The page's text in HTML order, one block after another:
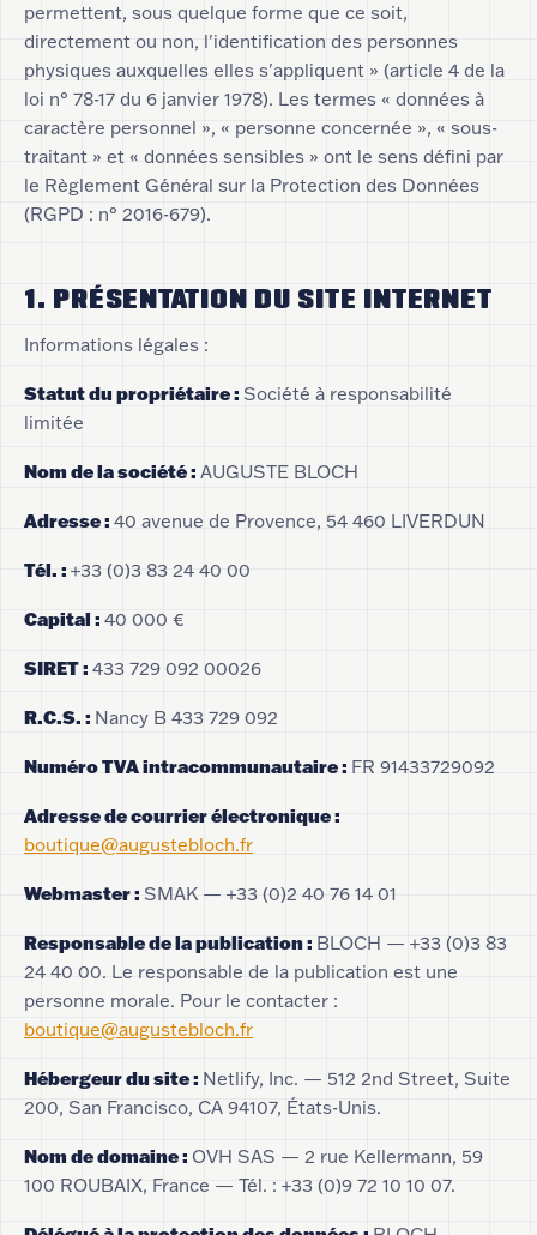
permettent, sous quelque forme que ce soit,
directement ou non, l'identification des personnes
physiques auxquelles elles s'appliquent » (article 4 de la
loi n° 78-17 du 6 janvier 1978). Les termes « données à
caractère personnel », « personne concernée », « sous-
traitant » et « données sensibles » ont le sens défini par
le Règlement Général sur la Protection des Données
(RGPD : n° 2016-679).
1. PRÉSENTATION DU SITE INTERNET
Informations légales :
Statut du propriétaire: Société à responsabilité
limitée
Nom de la société: AUGUSTE BLOCH
Adresse: 40 avenue de Provence, 54 460 LIVERDUN
Tél. : +33 (0)3 83 24 40 00
Capital : 40 000 €
SIRET: 433 729 092 00026
R.C.S. : Nancy B 433 729 092
Numéro TVA intracommunautaire: FR 91433729092
Adresse de courrier électronique:
boutique@augustebloch.fr
Webmaster: SMAK — +33 (0)2 40 76 14 01
Responsable de la publication: BLOCH — +33 (0)3 83
24 40 00. Le responsable de la publication est une
personne morale. Pour le contacter :
boutique@augustebloch.fr
Hébergeur du site: Netlify, Inc. — 512 2nd Street, Suite
200, San Francisco, CA 94107, États-Unis.
Nom de domaine: OVH SAS — 2 rue Kellermann, 59
100 ROUBAIX, France — Tél. : +33 (0)9 72 10 10 07.